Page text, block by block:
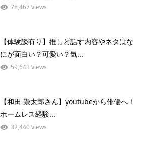
78,467 views
【体験談有り】推しと話す内容やネタはな
にが面白い？可愛い？気...
59,643 views
【和田 崇太郎さん】youtubeから俳優へ！
ホームレス経験...
32,440 views